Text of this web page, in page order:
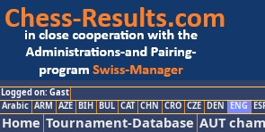
Logged on: Gast
Arabic ARM AZE BIH BUL CAT CHN CRO CZE DEN ENG
Home Tournament-Database AUT